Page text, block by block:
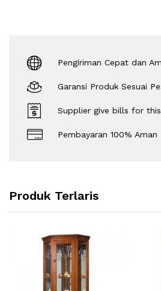
Pengiriman Cepat dan
Garansi Produk Sesuai
Supplier give bills for
Pembayaran 100% Aman
Produk Terlaris